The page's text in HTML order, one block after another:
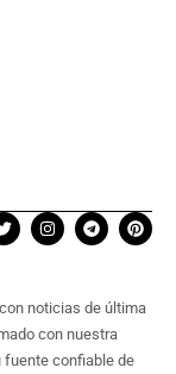
noticias de última
con nuestra
fuente confiable de